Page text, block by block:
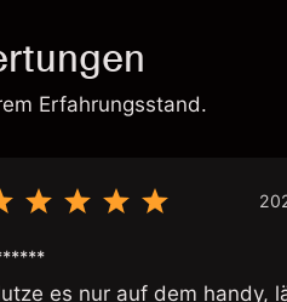
Erfahrungsstand.
es nur auf dem handy,